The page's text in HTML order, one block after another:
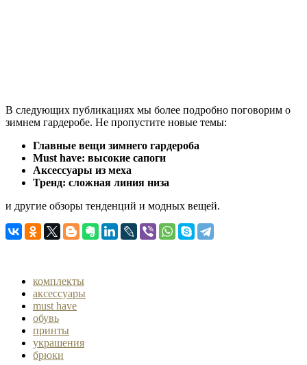
В следующих публикациях мы более подробно поговорим о
зимнем гардеробе. Не пропустите новые темы:
Главные вещи зимнего гардероба
Must have: высокие сапоги
Аксессуары из меха
Тренд: сложная линия низа
и другие обзоры тенденций и модных вещей.
комплекты
аксессуары
must have
обувь
принты
украшения
брюки